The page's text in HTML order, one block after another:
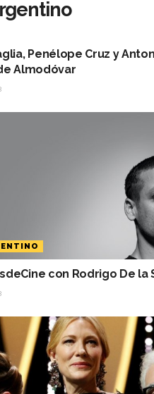
Penélope Cruz y
Almodóvar
con Rodrigo De la